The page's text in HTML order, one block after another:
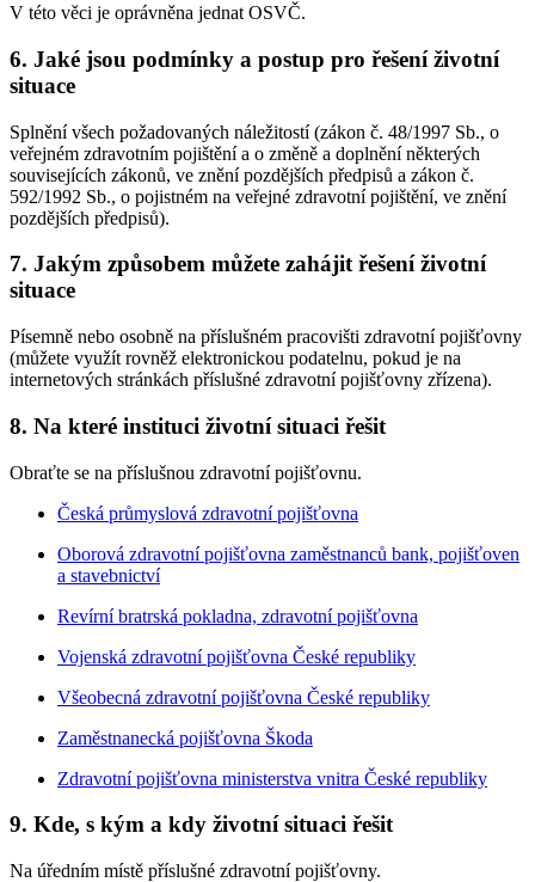
V této věci je oprávněna jednat OSVČ.
6. Jaké jsou podmínky a postup pro řešení životní
situace
Splnění všech požadovaných náležitostí (zákon č. 48/1997 Sb., o
veřejném zdravotním pojištění a o změně a doplnění některých
souvisejících zákonů, ve znění pozdějších předpisů a zákon č.
592/1992 Sb., o pojistném na veřejné zdravotní pojištění, ve znění
pozdějších předpisů).
7. Jakým způsobem můžete zahájit řešení životní
situace
Písemně nebo osobně na příslušném pracovišti zdravotní pojišťovny
(můžete využít rovněž elektronickou podatelnu, pokud je na
internetových stránkách příslušné zdravotní pojišťovny zřízena).
8. Na které instituci životní situaci řešit
Obraťte se na příslušnou zdravotní pojišťovnu.
Česká průmyslová zdravotní pojišťovna
Oborová zdravotní pojišťovna zaměstnanců bank, pojišťoven
a stavebnictví
Revírní bratrská pokladna, zdravotní pojišťovna
Vojenská zdravotní pojišťovna České republiky
Všeobecná zdravotní pojišťovna České republiky
Zaměstnanecká pojišťovna Škoda
Zdravotní pojišťovna ministerstva vnitra České republiky
9. Kde, s kým a kdy životní situaci řešit
Na úředním místě příslušné zdravotní pojišťovny.